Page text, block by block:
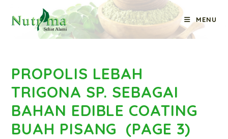
MENU
Blog
PROPOLIS LEBAH
TRIGONA SP. SEBAGAI
BAHAN EDIBLE COATING
BUAH PISANG (PAGE 3)